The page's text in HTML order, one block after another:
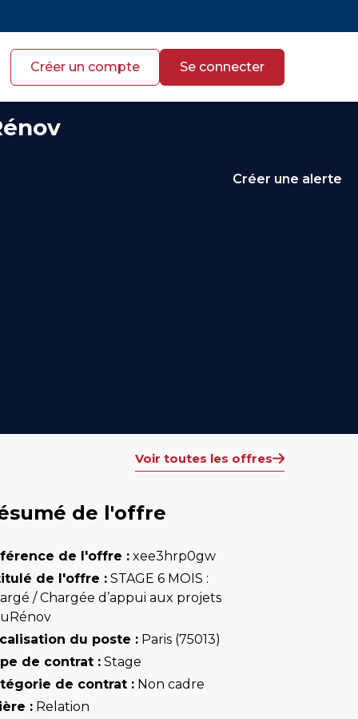
Créer un compte Se connecter
Créer une alerte
Voir toutes les offres
de l'offre
de l'offre : xee3hrp0gw
de l'offre : STAGE 6 MOIS :
/ Chargée d’appui aux projets
du poste : Paris (75013)
de contrat : Stage
de contrat : Non cadre
: Relation